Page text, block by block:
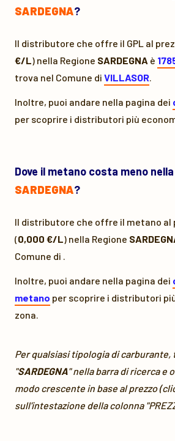
SARDEGNA?
Il distributore che offre il GPL al
€/L) nella Regione SARDEGNA è
trova nel Comune di VILLASOR.
Inoltre, puoi andare nella pagina dei
per scoprire i distributori più
Dove il metano costa meno
SARDEGNA?
Il distributore che offre il metano al
(0,000 €/L) nella Regione
Comune di .
Inoltre, puoi andare nella pagina dei
metano per scoprire i distributori
zona.
Per qualsiasi tipologia di
"SARDEGNA" nella barra di ricerca e
modo crescente in base al prezzo
sull'intestazione della colonna